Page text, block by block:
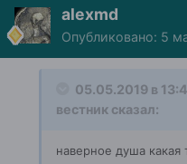
alexmd
Опубликовано: 5
05.05.2019 в
вестник сказал:
наверное душа какая